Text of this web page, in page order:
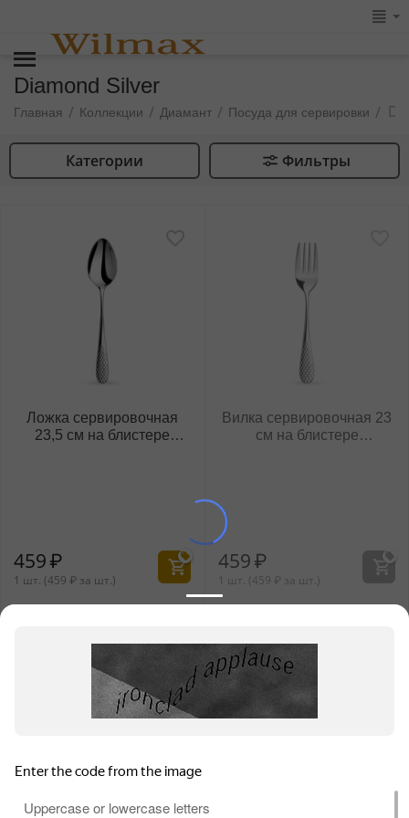
Diamond Silver
Главная / Коллекции / Диамант / Посуда для сервировки /
Категории Фильтры
Ложка сервировочная
23,5 см на блистере
459₽
1 шт. (459 ₽ за шт.)
Вилка сервировочная 23
см на блистере
459₽
1 шт. (459 ₽ за шт.)
Информация для продавцов
Покупательский сервис
Контакты